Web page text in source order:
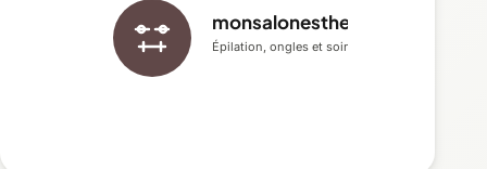
monsalonesthetique.ca
Épilation, ongles et soins du visage